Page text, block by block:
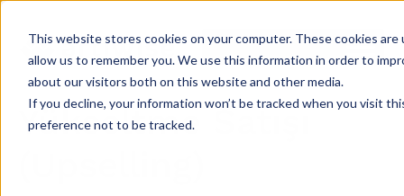
This website stores cookies on your computer. These cookies
allow us to remember you. We use this information in order to
about our visitors both on this website and other media.
If you decline, your information won’t be tracked when you visit
preference not to be tracked.
Yükseltme Satışı